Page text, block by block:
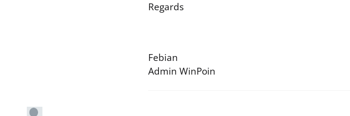
Regards
Febian
Admin WinPoin